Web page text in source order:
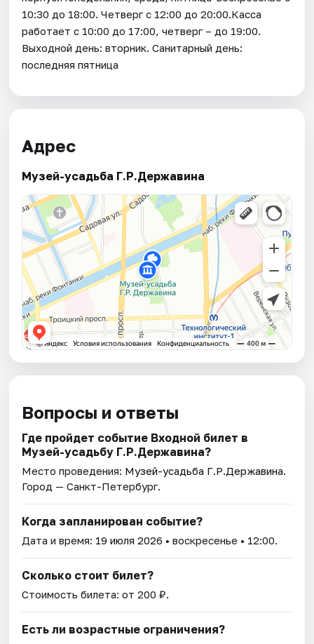
10:30 до 18:00. Четверг с 12:00 до 20:00.Касса
работает с 10:00 до 17:00, четверг – до 19:00.
Выходной день: вторник. Санитарный день:
последняя пятница
Адрес
Музей-усадьба Г.Р.Державина
Вопросы и ответы
Где пройдет событие Входной билет в
Музей-усадьбу Г.Р.Державина?
Место проведения: Музей-усадьба Г.Р.Державина.
Город — Санкт-Петербург.
Когда запланирован событие?
Дата и время: 19 июля 2026 • воскресенье • 12:00.
Сколько стоит билет?
Стоимость билета: от 200 ₽.
Есть ли возрастные ограничения?